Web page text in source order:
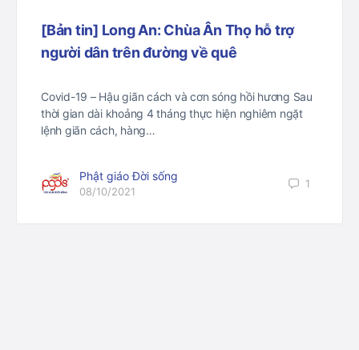
[Bản tin] Long An: Chùa Ân Thọ hỗ trợ
người dân trên đường về quê
Covid-19 – Hậu giãn cách và cơn sóng hồi hương Sau
thời gian dài khoảng 4 tháng thực hiện nghiêm ngặt
lệnh giãn cách, hàng…
Phật giáo Đời sống
08/10/2021
1